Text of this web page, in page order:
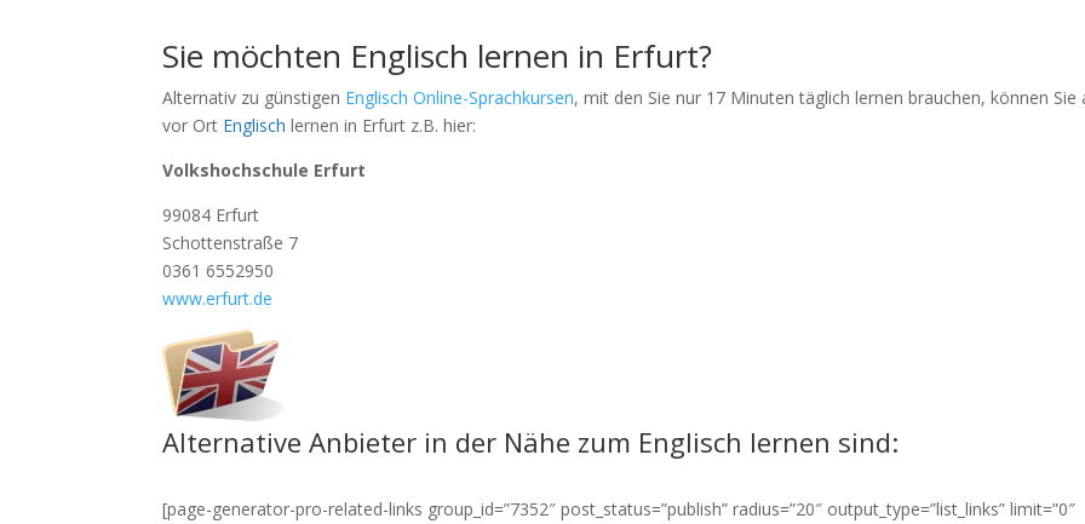
Sie möchten Englisch lernen in Erfurt?
Alternativ zu günstigen Englisch Online-Sprachkursen, mit den Sie nur 17 Minuten täglich lernen brauchen, können Sie
vor Ort Englisch lernen in Erfurt z.B. hier:
Volkshochschule Erfurt
99084 Erfurt
Schottenstraße 7
0361 6552950
www.erfurt.de
Alternative Anbieter in der Nähe zum Englisch lernen sind:
[page-generator-pro-related-links group_id=”7352″ post_status=”publish” radius=”20″ output_type=”list_links” limit=”0″